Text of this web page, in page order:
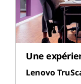
Une
Lenovo